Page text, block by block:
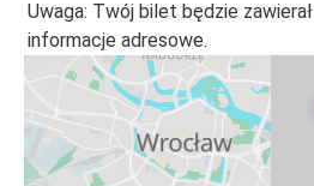
Uwaga: Twój bilet będzie
informacje adresowe.